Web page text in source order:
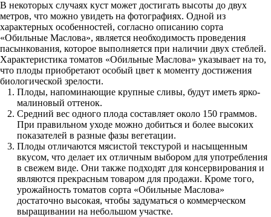
В некоторых случаях куст может достигать высоты до двух
метров, что можно увидеть на фотографиях. Одной из
характерных особенностей, согласно описанию сорта
«Обильные Маслова», является необходимость проведения
пасынкования, которое выполняется при наличии двух стеблей.
Характеристика томатов «Обильные Маслова» указывает на то,
что плоды приобретают особый цвет к моменту достижения
биологической зрелости.
Плоды, напоминающие крупные сливы, будут иметь ярко-
малиновый оттенок.
Средний вес одного плода составляет около 150 граммов.
При правильном уходе можно добиться и более высоких
показателей в разные фазы вегетации.
Плоды отличаются мясистой текстурой и насыщенным
вкусом, что делает их отличным выбором для употребления
в свежем виде. Они также подходят для консервирования и
являются прекрасным товаром для продажи. Кроме того,
урожайность томатов сорта «Обильные Маслова»
достаточно высокая, чтобы задуматься о коммерческом
выращивании на небольшом участке.